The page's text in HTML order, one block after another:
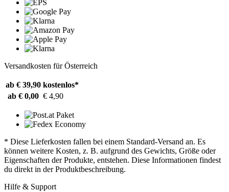
Versandkosten für Österreich
ab € 39,90 kostenlos*
ab € 0,00 € 4,90
* Diese Lieferkosten fallen bei einem Standard-Versand an. Es
können weitere Kosten, z. B. aufgrund des Gewichts, Größe oder
Eigenschaften der Produkte, entstehen. Diese Informationen findest
du direkt in der Produktbeschreibung.
Hilfe & Support